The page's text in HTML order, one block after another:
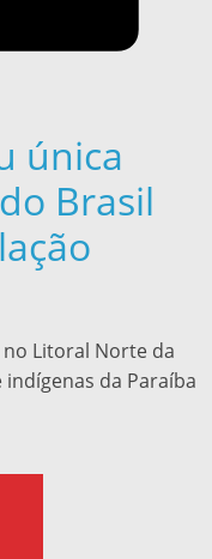
única
Brasil
Litoral Norte da
da Paraíba